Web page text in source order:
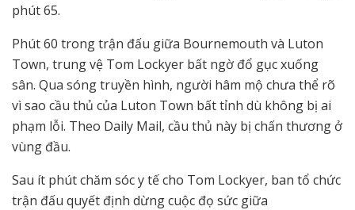
phút 65.
Phút 60 trong trận đấu giữa Bournemouth và Luton
Town, trung vệ Tom Lockyer bất ngờ đổ gục xuống
sân. Qua sóng truyền hình, người hâm mộ chưa thể rõ
vì sao cầu thủ của Luton Town bất tỉnh dù không bị ai
phạm lỗi. Theo Daily Mail, cầu thủ này bị chấn thương ở
vùng đầu.
Sau ít phút chăm sóc y tế cho Tom Lockyer, ban tổ chức
trận đấu quyết định dừng cuộc đọ sức giữa